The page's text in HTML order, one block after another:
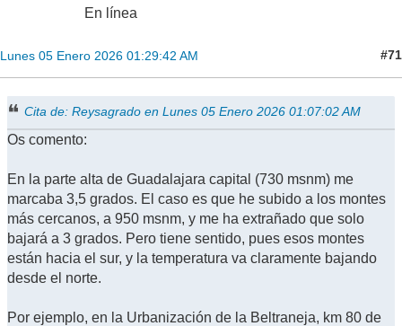
En línea
Lunes 05 Enero 2026 01:29:42 AM #71
Cita de: Reysagrado en Lunes 05 Enero 2026 01:07:02 AM
Os comento:
En la parte alta de Guadalajara capital (730 msnm) me
marcaba 3,5 grados. El caso es que he subido a los montes
más cercanos, a 950 msnm, y me ha extrañado que solo
bajará a 3 grados. Pero tiene sentido, pues esos montes
están hacia el sur, y la temperatura va claramente bajando
desde el norte.
Por ejemplo, en la Urbanización de la Beltraneja, km 80 de